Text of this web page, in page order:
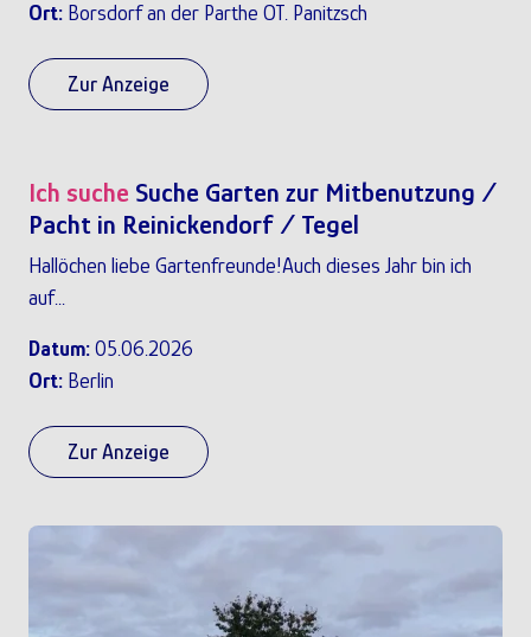
Ort: Borsdorf an der Parthe OT. Panitzsch
Zur Anzeige
Ich suche Suche Garten zur Mitbenutzung /
Pacht in Reinickendorf / Tegel
Hallöchen liebe Gartenfreunde!Auch dieses Jahr bin ich
auf...
Datum: 05.06.2026
Ort: Berlin
Zur Anzeige